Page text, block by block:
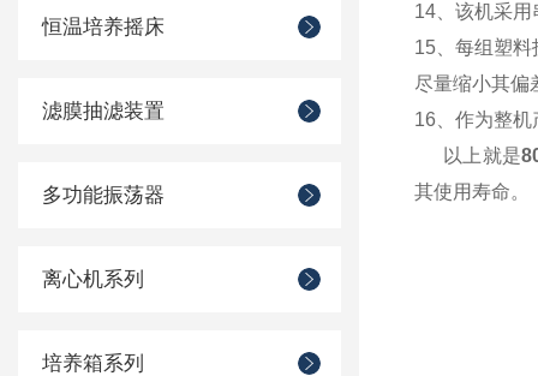
恒温培养摇床
滤膜抽滤装置
多功能振荡器
离心机系列
培养箱系列
14、该机采
15、每组塑
尽量缩小其偏
16、作为整
以上就是
其使用寿命。